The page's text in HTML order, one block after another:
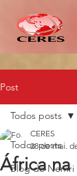
Post
Todos posts
Blog do Nemri
Todos posts
África na
CERES
28 de mai.